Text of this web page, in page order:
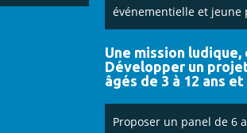
événementielle et jeune
Une mission
Développer un
âgés de 3 à 12 ans
Proposer un panel de 6